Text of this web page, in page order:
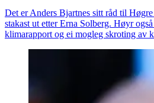
Det er Anders Bjartnes sitt råd til
stakast ut etter Erna Solberg. Høyr
klimarapport og ei mogleg skroting av